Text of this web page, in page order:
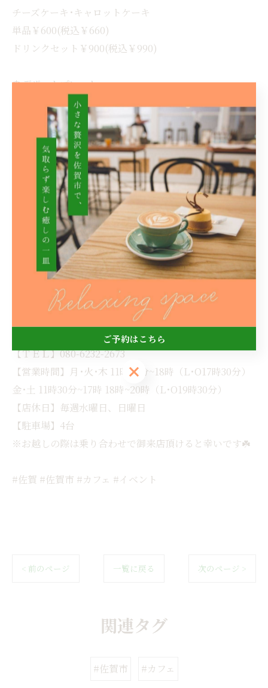
チーズケーキ･キャロットケーキ
単品￥600(税込￥660)
ドリンクセット￥900(税込￥990)
🎂デザートプレート
チーズケーキ･キャロットケーキ
単品￥800(税込￥880)
ドリンクセット￥1,100(税込￥1,210)
🍨アフォガート
単品￥600(税込￥660)
ドリンクセット￥900(税込￥990)
🍨アイスクリーム
単品￥200(税込￥220)
ドリンクセット￥500(税込￥550)
Cafe Carrot(カフェ キャロット)
【住所】佐賀県佐賀市神園3丁目14-8
【ＴＥＬ】080-6232-2673
【営業時間】月･火･木 11時30分~18時（L･O17時30分）
金･土 11時30分~17時 18時~20時（L･O19時30分）
【店休日】毎週水曜日、日曜日
【駐車場】4台
※お越しの際は乗り合わせで御来店頂けると幸いです☘️
#佐賀 #佐賀市 #カフェ #イベント
< 前のページ 一覧に戻る 次のページ >
関連タグ
#佐賀市 #カフェ
ご予約はこちら
ご予約はこちら